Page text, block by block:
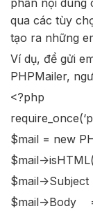
qua các tùy
tạo ra những
Ví dụ, để gửi
PHPMailer,
<?php
$mail = new
$mail-
$mail->Subject
$mail->Body